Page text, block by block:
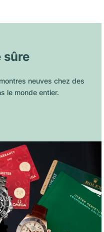
sûre
neuves chez des
le monde entier.